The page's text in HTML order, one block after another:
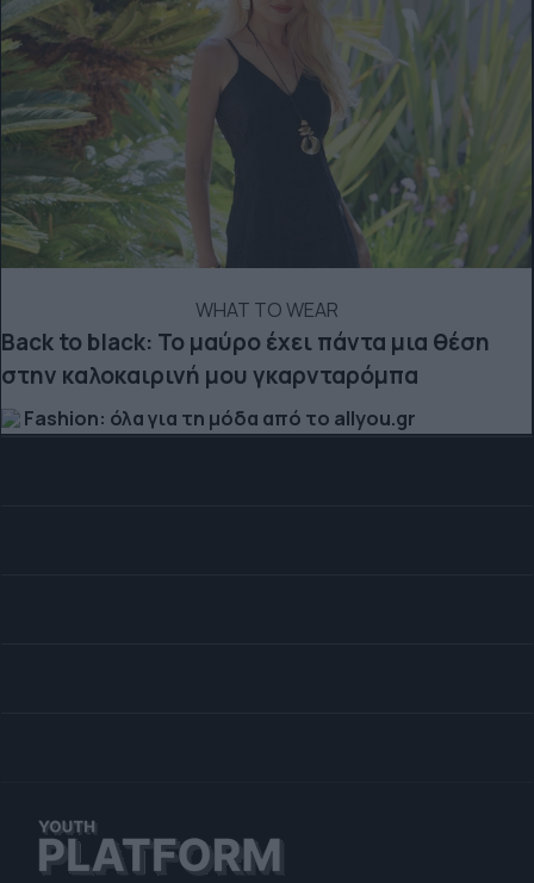
WHAT TO WEAR
Back to black: Το μαύρο έχει πάντα μια θέση
στην καλοκαιρινή μου γκαρνταρόμπα
Fashion: όλα για τη μόδα από το allyou.gr